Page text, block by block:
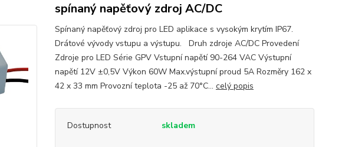
spínaný napěťový zdroj AC/DC
Spínaný napěťový zdroj pro LED aplikace s vysokým krytím IP67.
Drátové vývody vstupu a výstupu. Druh zdroje AC/DC Provedení
Zdroje pro LED Série GPV Vstupní napětí 90-264 VAC Výstupní
napětí 12V ±0,5V Výkon 60W Max.výstupní proud 5A Rozměry 162 x
42 x 33 mm Provozní teplota -25 až 70°C... celý popis
Dostupnost skladem